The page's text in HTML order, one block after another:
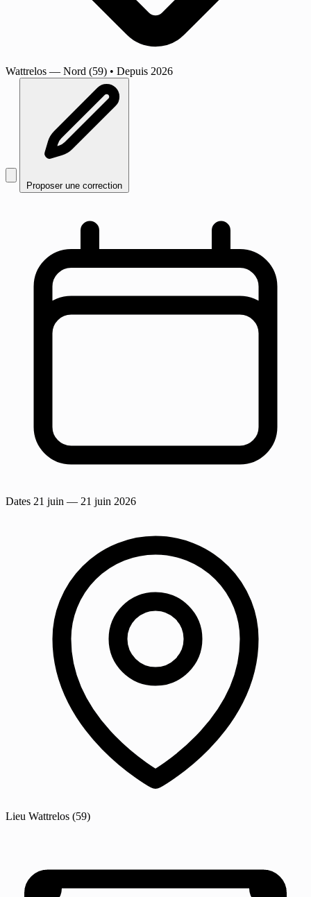
Wattrelos — Nord (59) • Depuis 2026
Proposer une correction
Dates 21 juin — 21 juin 2026
Lieu Wattrelos (59)